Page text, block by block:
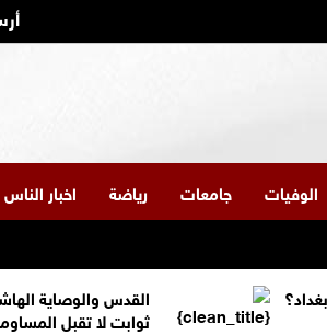
الوفيات جامعات رياضة اخبار الناس
القدس والوصاية
ثوابت لا تقبل